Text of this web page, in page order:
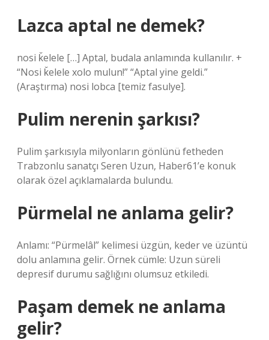
Lazca aptal ne demek?
nosi ǩelele […] Aptal, budala anlamında kullanılır. +
“Nosi ǩelele xolo mulun!” “Aptal yine geldi.”
(Araştırma) nosi lobca [temiz fasulye].
Pulim nerenin şarkısı?
Pulim şarkısıyla milyonların gönlünü fetheden
Trabzonlu sanatçı Seren Uzun, Haber61’e konuk
olarak özel açıklamalarda bulundu.
Pürmelal ne anlama gelir?
Anlamı: “Pürmelâl” kelimesi üzgün, keder ve üzüntü
dolu anlamına gelir. Örnek cümle: Uzun süreli
depresif durumu sağlığını olumsuz etkiledi.
Paşam demek ne anlama
gelir?